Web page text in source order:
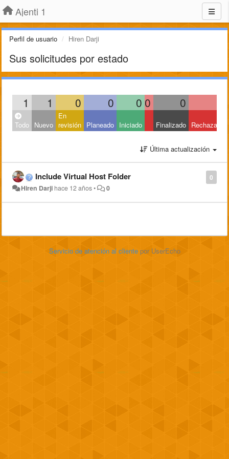
Ajenti 1
Perfil de usuario Hiren Darji
Sus solicitudes por estado
1 1 0 0 0 0 0
Todo Nuevo
En
revisión Planeado Iniciado Finalizado Rechazado
Última actualización
0
Include Virtual Host Folder
Hiren Darji hace 12 años• 0
Servicio de atención al cliente por UserEcho